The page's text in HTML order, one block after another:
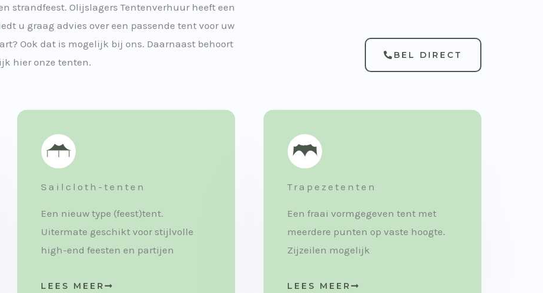
strandfeest. Olijslagers Tentenverhuur heeft een
u graag advies over een passende tent voor uw
Ook dat is mogelijk bij ons. Daarnaast behoort
hier onze tenten.
BEL DIRECT
Sailcloth-tenten
Een nieuw type (feest)tent.
Uitermate geschikt voor stijlvolle
high-end feesten en partijen
LEES MEER
Trapezetenten
Een fraai vormgegeven tent met
meerdere punten op vaste hoogte.
Zijzeilen mogelijk
LEES MEER